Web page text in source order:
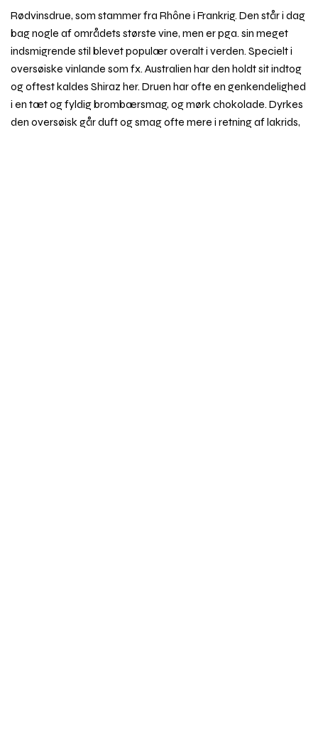
Rødvinsdrue, som stammer fra Rhône i Frankrig. Den står i dag
bag nogle af områdets største vine, men er pga. sin meget
indsmigrende stil blevet populær overalt i verden. Specielt i
oversøiske vinlande som fx. Australien har den holdt sit indtog
og oftest kaldes Shiraz her. Druen har ofte en genkendelighed
i en tæt og fyldig brombærsmag, og mørk chokolade. Dyrkes
den oversøisk går duft og smag ofte mere i retning af lakrids,